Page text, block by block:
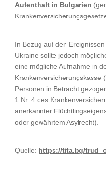
Aufenthalt in Bulgarien
In Bezug auf den
Ukraine sollte jedoch
eine mögliche Aufnahme in
Krankenversicherungskasse
Personen in Betracht
1 Nr. 4 des
anerkannter
oder gewährtem Asylrecht).
Quelle: https://tita.bg/